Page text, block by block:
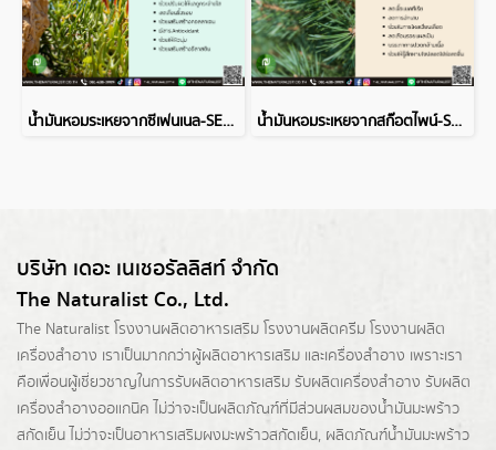
น้ำมันหอมระเหยจากซีเฟนเนล-SEA FENNEL ESSENTIAL OIL น้ำมันหอมระเหยจากสก๊อตไพน์-SCOTS PINE ESSENTIAL OIL
บริษัท เดอะ เนเชอรัลลิสท์ จำกัด
The Naturalist Co., Ltd.
The Naturalist โรงงานผลิตอาหารเสริม โรงงานผลิตครีม โรงงานผลิต
เครื่องสำอาง เราเป็นมากกว่าผู้ผลิตอาหารเสริม และเครื่องสำอาง เพราะเรา
คือเพื่อนผู้เชี่ยวชาญในการรับผลิตอาหารเสริม รับผลิตเครื่องสำอาง รับผลิต
เครื่องสำอางออแกนิค ไม่ว่าจะเป็นผลิตภัณฑ์ที่มีส่วนผสมของน้ำมันมะพร้าว
สกัดเย็น ไม่ว่าจะเป็นอาหารเสริมผงมะพร้าวสกัดเย็น, ผลิตภัณฑ์น้ำมันมะพร้าว